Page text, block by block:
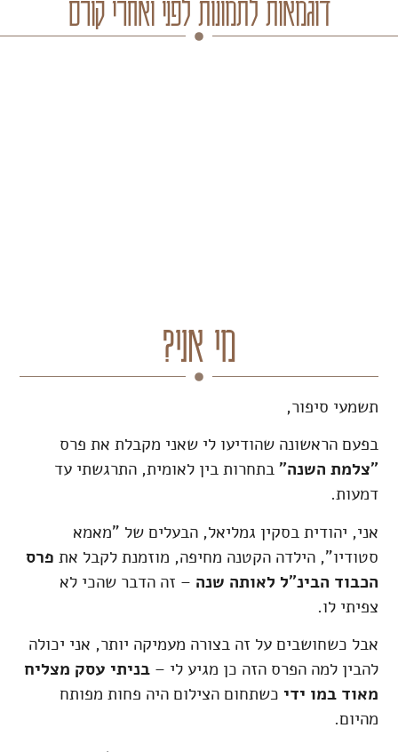
דוגמאות לתמונות לפני ואחרי קורס
מי אני?
תשמעי סיפור,
בפעם הראשונה שהודיעו לי שאני מקבלת את פרס
"צלמת השנה"בתחרות בין לאומית, התרגשתי עד
דמעות.
אני, יהודית בסקין גמליאל, הבעלים של "מאמא
סטודיו", הילדה הקטנה מחיפה, מוזמנת לקבל את פרס
הכבוד הבינ"ל לאותה שנה– זה הדבר שהכי לא
צפיתי לו.
אבל כשחושבים על זה בצורה מעמיקה יותר, אני יכולה
להבין למה הפרס הזה כן מגיע לי – בניתי עסק מצליח
מאוד במו ידיכשתחום הצילום היה פחות מפותח
מהיום.